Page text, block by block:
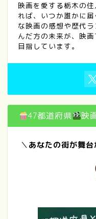
映画を愛する栃木の
れば、いつか誰かに
な映画の感想や歴代
んだ方の未来が、映
目指しています。
47都道府県 映
＼あなたの街が舞